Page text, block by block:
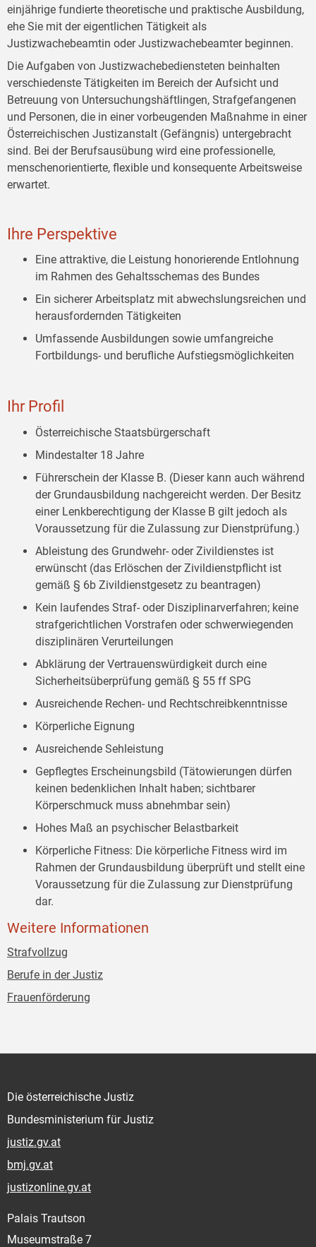
einjährige fundierte theoretische und praktische Ausbildung,
ehe Sie mit der eigentlichen Tätigkeit als
Justizwachebeamtin oder Justizwachebeamter beginnen.
Die Aufgaben von Justizwachebediensteten beinhalten
verschiedenste Tätigkeiten im Bereich der Aufsicht und
Betreuung von Untersuchungshäftlingen, Strafgefangenen
und Personen, die in einer vorbeugenden Maßnahme in einer
Österreichischen Justizanstalt (Gefängnis) untergebracht
sind. Bei der Berufsausübung wird eine professionelle,
menschenorientierte, flexible und konsequente Arbeitsweise
erwartet.
Ihre Perspektive
Eine attraktive, die Leistung honorierende Entlohnung
im Rahmen des Gehaltsschemas des Bundes
Ein sicherer Arbeitsplatz mit abwechslungsreichen und
herausfordernden Tätigkeiten
Umfassende Ausbildungen sowie umfangreiche
Fortbildungs- und berufliche Aufstiegsmöglichkeiten
Ihr Profil
Österreichische Staatsbürgerschaft
Mindestalter 18 Jahre
Führerschein der Klasse B. (Dieser kann auch während
der Grundausbildung nachgereicht werden. Der Besitz
einer Lenkberechtigung der Klasse B gilt jedoch als
Voraussetzung für die Zulassung zur Dienstprüfung.)
Ableistung des Grundwehr- oder Zivildienstes ist
erwünscht (das Erlöschen der Zivildienstpflicht ist
gemäß § 6b Zivildienstgesetz zu beantragen)
Kein laufendes Straf- oder Disziplinarverfahren; keine
strafgerichtlichen Vorstrafen oder schwerwiegenden
disziplinären Verurteilungen
Abklärung der Vertrauenswürdigkeit durch eine
Sicherheitsüberprüfung gemäß § 55 ff SPG
Ausreichende Rechen- und Rechtschreibkenntnisse
Körperliche Eignung
Ausreichende Sehleistung
Gepflegtes Erscheinungsbild (Tätowierungen dürfen
keinen bedenklichen Inhalt haben; sichtbarer
Körperschmuck muss abnehmbar sein)
Hohes Maß an psychischer Belastbarkeit
Körperliche Fitness: Die körperliche Fitness wird im
Rahmen der Grundausbildung überprüft und stellt eine
Voraussetzung für die Zulassung zur Dienstprüfung
dar.
Weitere Informationen
Strafvollzug
Berufe in der Justiz
Frauenförderung
Die österreichische Justiz
Bundesministerium für Justiz
justiz.gv.at
bmj.gv.at
justizonline.gv.at
Palais Trautson
Museumstraße 7